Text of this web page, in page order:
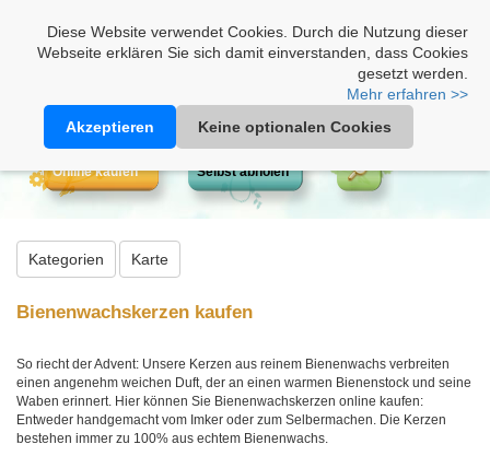
Diese Website verwendet Cookies. Durch die Nutzung dieser
Webseite erklären Sie sich damit einverstanden, dass Cookies
gesetzt werden.
Mehr erfahren >>
Akzeptieren
Keine optionalen Cookies
Online kaufen Selbst abholen
Kategorien Karte
Bienenwachskerzen kaufen
So riecht der Advent: Unsere Kerzen aus reinem Bienenwachs verbreiten
einen angenehm weichen Duft, der an einen warmen Bienenstock und seine
Waben erinnert. Hier können Sie Bienenwachskerzen online kaufen:
Entweder handgemacht vom Imker oder zum Selbermachen. Die Kerzen
bestehen immer zu 100% aus echtem Bienenwachs.